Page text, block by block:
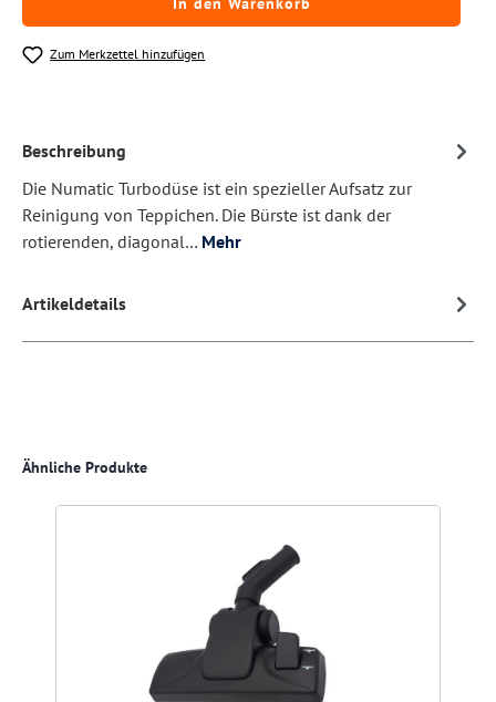
Zum Merkzettel hinzufügen
Beschreibung
Die Numatic Turbodüse ist ein spezieller Aufsatz zur
Reinigung von Teppichen. Die Bürste ist dank der
rotierenden, diagonal… Mehr
Artikeldetails
Produktgalerie überspringen
Ähnliche Produkte